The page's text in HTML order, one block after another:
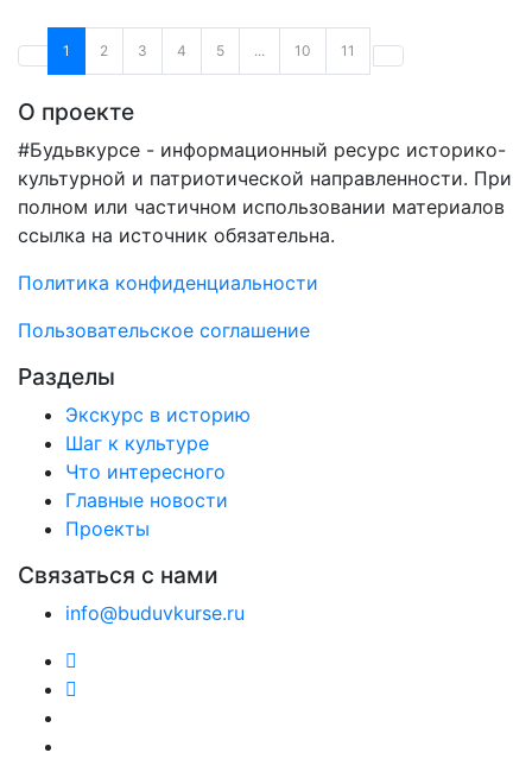
1 2 3 4 5 ... 10 11
О проекте
#Будьвкурсе - информационный ресурс историко-
культурной и патриотической направленности. При
полном или частичном использовании материалов
ссылка на источник обязательна.
Политика конфиденциальности
Пользовательское соглашение
Разделы
Экскурс в историю
Шаг к культуре
Что интересного
Главные новости
Проекты
Связаться с нами
info@buduvkurse.ru